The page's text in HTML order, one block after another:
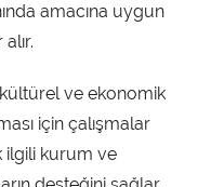
amacına uygun
kültürel ve ekonomik
için çalışmalar
ilgili kurum ve